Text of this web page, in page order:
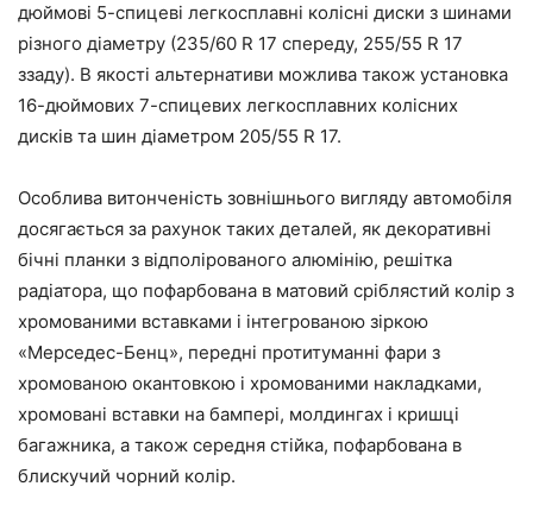
дюймові 5-спицеві легкосплавні колісні диски з шинами
різного діаметру (235/60 R 17 спереду, 255/55 R 17
ззаду). В якості альтернативи можлива також установка
16-дюймових 7-спицевих легкосплавних колісних
дисків та шин діаметром 205/55 R 17.
Особлива витонченість зовнішнього вигляду автомобіля
досягається за рахунок таких деталей, як декоративні
бічні планки з відполірованого алюмінію, решітка
радіатора, що пофарбована в матовий сріблястий колір з
хромованими вставками і інтегрованою зіркою
«Мерседес-Бенц», передні протитуманні фари з
хромованою окантовкою і хромованими накладками,
хромовані вставки на бампері, молдингах і кришці
багажника, а також середня стійка, пофарбована в
блискучий чорний колір.